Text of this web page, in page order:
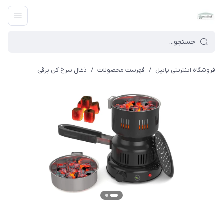
فروشگاه اینترنتی پاتیل / فهرست محصولات / ذغال سرخ کن برقی